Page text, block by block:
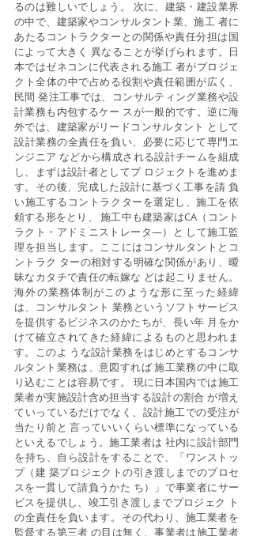
るのは難しいでしょう。 次に、建築・建設業界
の中で、建築家やコンサルタント業、施工 者に
あたるコントラクターとの関係や責任分担は国
によって大きく 異なることが挙げられます。日
本ではゼネコンに代表される施工 者がプロジェ
クト全体の中で占める役割や責任範囲が広く、
民間 発注工事では、コンサルティング業務や設
計業務も内包するケー スが一般的です。逆に海
外では、建築家がリードコンサルタント として
設計業務の全責任を負い、必要に応じて専門エ
ンジニア などから構成される設計チームを組成
し、まずは設計者としてプ ロジェクトを進めま
す。その後、完成した設計に基づく工事を請 負
い施工するコントラクターを選定し、施工を依
頼する形をとり、 施工中も建築家はCA（コント
ラクト・アドミニストレータ―）と して施工監
理を担当します。ここにはコンサルタントとコ
ントラク ターの相対する明確な関係があり、曖
昧なカタチで責任の転嫁な どは起こりません。
海外の業務体制がこのような形に至った経緯
は、コンサルタント 業務というソフトサービス
を提供するビジネスのかたちが、長い年 月をか
けて確立されてきた経緯によるものと思われま
す。このよ うな設計業務をはじめとするコンサ
ルタント業務は、意図すれば 施工業務の中に取
り込むことは容易です。 現に日本国内では施工
業者が実施設計含め担当する設計の割合 が増え
ていっているだけでなく、設計施工での受注が
当たり前と 言っていいくらい標準になっている
といえるでしょう。施工業者は 社内に設計部門
を持ち、自ら設計をすることで、「ワンストッ
プ（建 築プロジェクトの引き渡しまでのプロセ
スを一貫して請負うかた ち）」で事業者にサー
ビスを提供し、竣工引き渡しまでプロジェク ト
の全責任を負います。その代わり、施工業者を
監督する第三者 の目は無く、事業者は施工業者